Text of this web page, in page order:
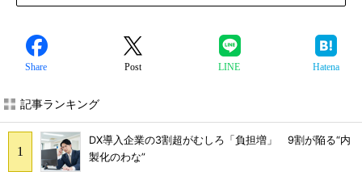
Share Post LINE Hatena
記事ランキング
DX導入企業の3割超がむしろ「負担増」 9割が陥る“内
製化のわな”